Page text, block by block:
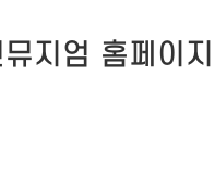
지엄 홈페이지